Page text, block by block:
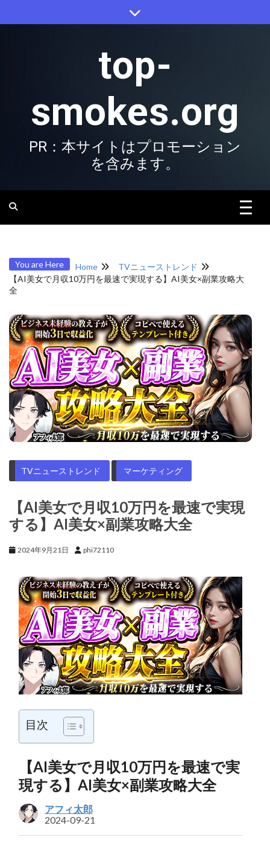
top-
smokes.org
PR：本サイトはプロモーション
を含みます。
You are Here Home
TVニューストレンド
【AI美女で月収10万円を最速で実現する】AI美女×副業攻略大
全
TVニューストレンド マーケティング
【AI美女で月収10万円を最速で実現
する】AI美女×副業攻略大全
2024年9月21日 phi72110
目次
【AI美女で月収10万円を最速で実
現する】AI美女×副業攻略大全
アフィ太郎
2024-09-21